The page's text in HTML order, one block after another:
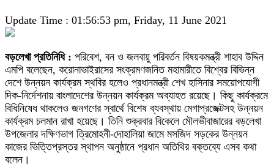
Update Time : 01:56:53 pm, Friday, 11 June 2021
বড়লেখা প্রতিনিধি : পরিবেশ, বন ও জলবায়ু পরিবর্তন বিষয়কমন্ত্রী শাহাব উদ্দিন
এমপি বলেছেন, করোনাভাইরাসের সংক্রমণজনিত মহামারীতে বিশ্বের বিভিন্ন
দেশে উন্নয়ন কার্যক্রম স্থবির হলেও প্রধানমন্ত্রী শেখ হাসিনার সময়োপযোগী
দিক-নির্দেশনায় বাংলাদেশের উন্নয়ন কার্যক্রম অব্যাহত রয়েছে। কিছু কার্যক্রমে
বিধিনিষেধ থাকলেও জনগণের স্বার্থে বিশেষ ব্যবস্থায় মেগাপ্রজেক্টসহ উন্নয়ন
কার্যক্রম চলমান রাখা হয়েছে। তিনি শুক্রবার বিকেলে মৌলভীবাজারের বড়লেখা
উপজেলার দক্ষিণভাগ ত্রিমোহনী-দোহালিয়া জামে মসজিদ সড়কের উন্নয়ন
কাজের ভিত্তিপ্রস্তর স্থাপন অনুষ্ঠানে প্রধান অতিথির বক্তব্যে এসব কথা
বলেন।